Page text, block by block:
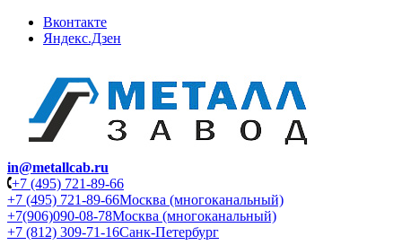
Вконтакте
Яндекс.Дзен
in@metallcab.ru
+7 (495) 721-89-66
+7 (495) 721-89-66Москва (многоканальный)
+7(906)090-08-78Москва (многоканальный)
+7 (812) 309-71-16Санк-Петербург